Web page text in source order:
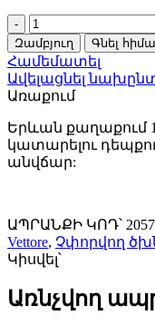
Ծխնի
չփորվող
VETTORE
FLUSH
100×75×2.5mm
SSG
(Սատինե
ոսկի)
20572
quantity
Զամբյուղ Գնել հիմա
Համեմատել
Ավելացնել
Առաքում
Երևան քաղաքում
կատարելու
անվճար:
ԱՊՐԱՆՔԻ ԿՈԴ՝
Vettore, Չփորվող
Կիսվել՝
Առնչվող